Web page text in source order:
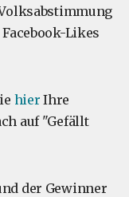
Likes
hier Ihre
auf "Gefällt
der Gewinner